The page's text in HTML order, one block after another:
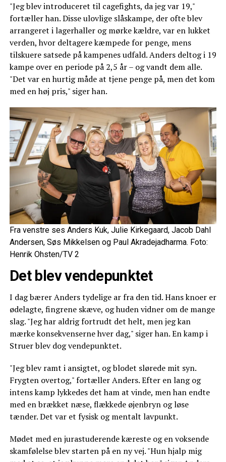
"Jeg blev introduceret til cagefights, da jeg var 19,"
fortæller han. Disse ulovlige slåskampe, der ofte blev
arrangeret i lagerhaller og mørke kældre, var en lukket
verden, hvor deltagere kæmpede for penge, mens
tilskuere satsede på kampenes udfald. Anders deltog i 19
kampe over en periode på 2,5 år – og vandt dem alle.
"Det var en hurtig måde at tjene penge på, men det kom
med en høj pris," siger han.
Fra venstre ses Anders Kuk, Julie Kirkegaard, Jacob Dahl
Andersen, Søs Mikkelsen og Paul Akradejadharma. Foto:
Henrik Ohsten/TV 2
Det blev vendepunktet
I dag bærer Anders tydelige ar fra den tid. Hans knoer er
ødelagte, fingrene skæve, og huden vidner om de mange
slag. "Jeg har aldrig fortrudt det helt, men jeg kan
mærke konsekvenserne hver dag," siger han. En kamp i
Struer blev dog vendepunktet.
"Jeg blev ramt i ansigtet, og blodet slørede mit syn.
Frygten overtog," fortæller Anders. Efter en lang og
intens kamp lykkedes det ham at vinde, men han endte
med en brækket næse, flækkede øjenbryn og løse
tænder. Det var et fysisk og mentalt lavpunkt.
Mødet med en jurastuderende kæreste og en voksende
skamfølelse blev starten på en ny vej. "Hun hjalp mig